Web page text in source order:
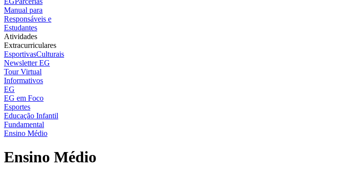
Manual para
Responsáveis e
Estudantes
Atividades
Extracurriculares
EsportivasCulturais
Newsletter EG
Tour Virtual
Informativos
EG
EG em Foco
Esportes
Educação Infantil
Fundamental
Ensino Médio
Ensino Médio